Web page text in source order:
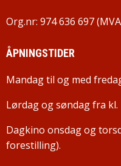
Org.nr: 974 636 697
ÅPNINGSTIDER
Mandag til og med
Lørdag og søndag fra kl.
Dagkino onsdag og
forestilling).